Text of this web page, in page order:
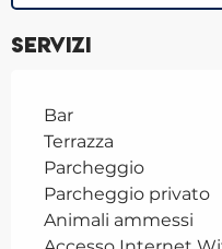
Servizi
Bar
Terrazza
Parcheggio
Parcheggio privato
Animali ammessi